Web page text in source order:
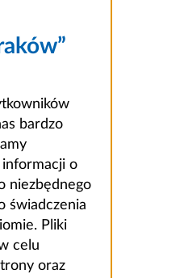
bardzo
o
niezbędnego
świadczenia
Pliki
celu
oraz